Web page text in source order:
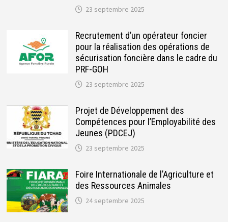
23 septembre 2025
Recrutement d’un opérateur foncier
pour la réalisation des opérations de
sécurisation foncière dans le cadre du
PRF-GOH
23 septembre 2025
Projet de Développement des
Compétences pour l’Employabilité des
Jeunes (PDCEJ)
23 septembre 2025
Foire Internationale de l’Agriculture et
des Ressources Animales
24 septembre 2025